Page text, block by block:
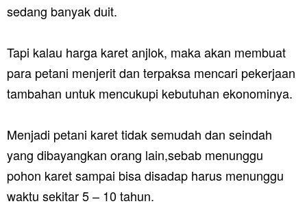
sedang banyak duit.
Tapi kalau harga karet anjlok, maka akan membuat
para petani menjerit dan terpaksa mencari pekerjaan
tambahan untuk mencukupi kebutuhan ekonominya.
Menjadi petani karet tidak semudah dan seindah
yang dibayangkan orang lain,sebab menunggu
pohon karet sampai bisa disadap harus menunggu
waktu sekitar 5 – 10 tahun.